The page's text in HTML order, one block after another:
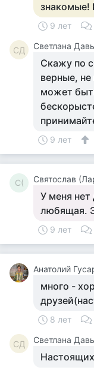
знакомые!
9 лет
СД Светлана
Скажу по
верные,
может
9 лет
С( Святослав
У меня
любящая.
9 лет
Анатолий
много -
8 лет
СД Светлана